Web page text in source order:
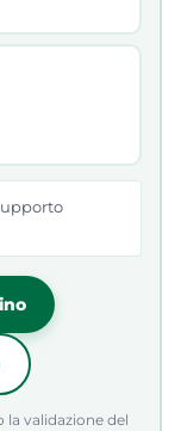
la validazione del